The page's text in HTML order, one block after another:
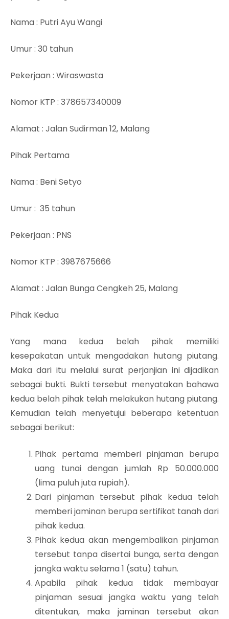
Nama: Putri Ayu Wangi
Umur: 30 tahun
Pekerjaan: Wiraswasta
Nomor KTP : 378657340009
Alamat : Jalan Sudirman 12, Malang
Pihak Pertama
Nama: Beni Setyo
Umur: 35 tahun
Pekerjaan: PNS
Nomor KTP : 3987675666
Alamat : Jalan Bunga Cengkeh 25, Malang
Pihak Kedua
Yang mana kedua belah pihak memiliki
kesepakatan untuk mengadakan hutang piutang.
Maka dari itu melalui surat perjanjian ini dijadikan
sebagai bukti. Bukti tersebut menyatakan bahawa
kedua belah pihak telah melakukan hutang piutang.
Kemudian telah menyetujui beberapa ketentuan
sebagai berikut:
Pihak pertama memberi pinjaman berupa
uang tunai dengan jumlah Rp 50.000.000
(lima puluh juta rupiah).
Dari pinjaman tersebut pihak kedua telah
memberi jaminan berupa sertifikat tanah dari
pihak kedua.
Pihak kedua akan mengembalikan pinjaman
tersebut tanpa disertai bunga, serta dengan
jangka waktu selama 1 (satu) tahun.
Apabila pihak kedua tidak membayar
pinjaman sesuai jangka waktu yang telah
ditentukan, maka jaminan tersebut akan